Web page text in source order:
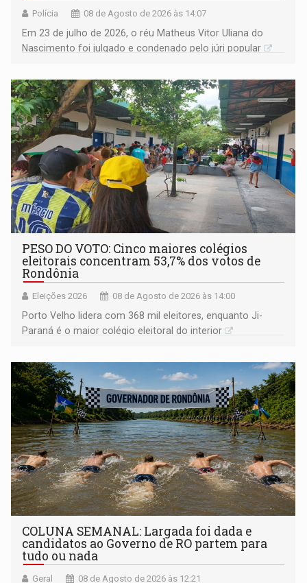
Polícia 08 de Agosto de 2026 às 14:07
Em 23 de julho de 2026, o réu Matheus Vitor Uliana do
Nascimento foi julgado e condenado pelo júri popular
PESO DO VOTO: Cinco maiores colégios
eleitorais concentram 53,7% dos votos de
Rondônia
Eleições 2026 08 de Agosto de 2026 às 14:00
Porto Velho lidera com 368 mil eleitores, enquanto Ji-
Paraná é o maior colégio eleitoral do interior
COLUNA SEMANAL: Largada foi dada e
candidatos ao Governo de RO partem para
tudo ou nada
Geral 08 de Agosto de 2026 às 12:21